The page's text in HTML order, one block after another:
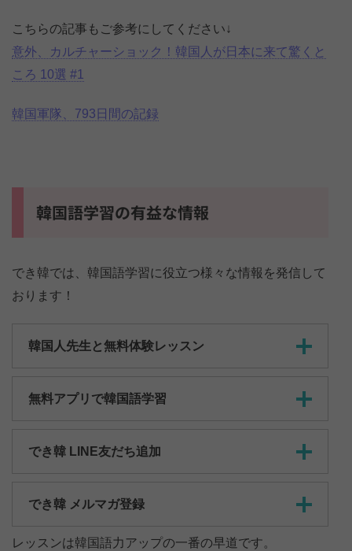
こちらの記事もご参考にしてください↓
意外、カルチャーショック！韓国人が日本に来て驚くと
ころ 10選 #1
韓国軍隊、793日間の記録
韓国語学習の有益な情報
でき韓では、韓国語学習に役立つ様々な情報を発信して
おります！
韓国人先生と無料体験レッスン
無料アプリで韓国語学習
でき韓 LINE友だち追加
でき韓 メルマガ登録
レッスンは韓国語力アップの一番の早道です。